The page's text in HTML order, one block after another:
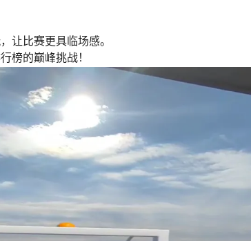
让比赛更具临场感。
榜的巅峰挑战！